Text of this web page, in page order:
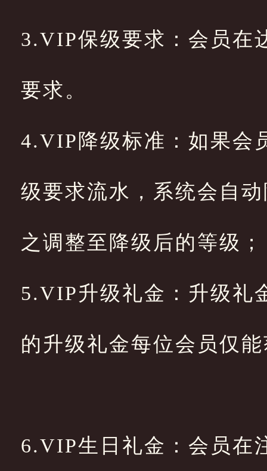
3.VIP保级要求：会员在
要求。
4.VIP降级标准：如果会
级要求流水，系统会自
之调整至降级后的等级
5.VIP升级礼金：升级礼
的升级礼金每位会员仅
6.VIP生日礼金：会员在